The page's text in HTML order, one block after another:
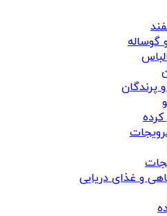
گوساله
و غذای دریایی